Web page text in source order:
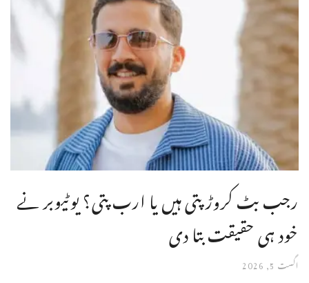
رجب بٹ کروڑ پتی ہیں یا ارب پتی؟ یوٹیوبر نے
خود ہی حقیقت بتا دی
اگست 5, 2026